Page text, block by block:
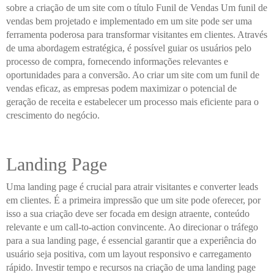
sobre a criação de um site com o título Funil de Vendas Um funil de
vendas bem projetado e implementado em um site pode ser uma
ferramenta poderosa para transformar visitantes em clientes. Através
de uma abordagem estratégica, é possível guiar os usuários pelo
processo de compra, fornecendo informações relevantes e
oportunidades para a conversão. Ao criar um site com um funil de
vendas eficaz, as empresas podem maximizar o potencial de
geração de receita e estabelecer um processo mais eficiente para o
crescimento do negócio.
Landing Page
Uma landing page é crucial para atrair visitantes e converter leads
em clientes. É a primeira impressão que um site pode oferecer, por
isso a sua criação deve ser focada em design atraente, conteúdo
relevante e um call-to-action convincente. Ao direcionar o tráfego
para a sua landing page, é essencial garantir que a experiência do
usuário seja positiva, com um layout responsivo e carregamento
rápido. Investir tempo e recursos na criação de uma landing page